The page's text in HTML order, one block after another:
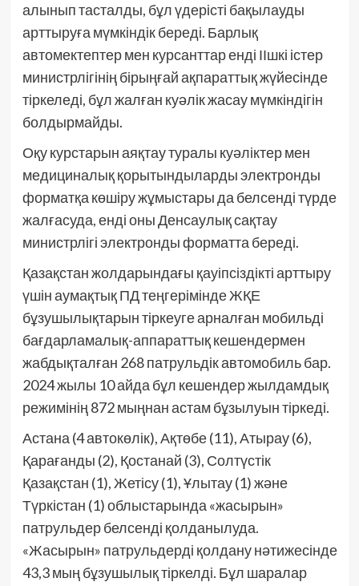
алынып тасталды, бұл үдерісті бақылауды
арттыруға мүмкіндік береді. Барлық
автомектептер мен курсанттар енді ІІшкі істер
министрлігінің бірыңғай ақпараттық жүйесінде
тіркеледі, бұл жалған куәлік жасау мүмкіндігін
болдырмайды.
Оқу курстарын аяқтау туралы куәліктер мен
медициналық қорытындыларды электронды
форматқа көшіру жұмыстары да белсенді түрде
жалғасуда, енді оны Денсаулық сақтау
министрлігі электронды форматта береді.
Қазақстан жолдарындағы қауіпсіздікті арттыру
үшін аумақтық ПД теңгерімінде ЖҚЕ
бұзушылықтарын тіркеуге арналған мобильді
бағдарламалық-аппараттық кешендермен
жабдықталған 268 патрульдік автомобиль бар.
2024 жылы 10 айда бұл кешендер жылдамдық
режимінің 872 мыңнан астам бұзылуын тіркеді.
Астана (4 автокөлік), Ақтөбе (11), Атырау (6),
Қарағанды (2), Қостанай (3), Солтүстік
Қазақстан (1), Жетісу (1), Ұлытау (1) және
Түркістан (1) облыстарында «жасырын»
патрульдер белсенді қолданылуда.
«Жасырын» патрульдерді қолдану нәтижесінде
43,3 мың бұзушылық тіркелді. Бұл шаралар